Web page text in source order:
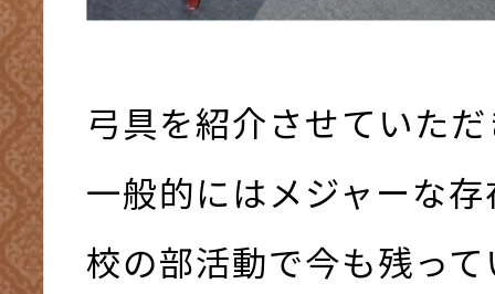
弓具を紹介させていた
一般的にはメジャーな
校の部活動で今も残っ